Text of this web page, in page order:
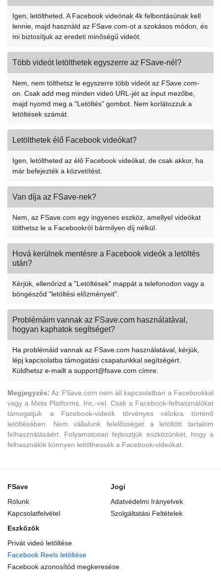
Igen, letöltheted. A Facebook videónak 4k felbontásúnak kell
lennie, majd használd az FSave.com-ot a szokásos módon, és
mi biztosítjuk az eredeti minőségű videót.
Több videót letölthetek egyszerre az FSave-nél?
Nem, nem tölthetsz le egyszerre több videót az FSave.com-
on. Csak add meg minden videó URL-jét az input mezőbe,
majd nyomd meg a "Letöltés" gombot. Nem korlátozzuk a
letöltések számát.
Letölthetek élő Facebook videókat?
Igen, letöltheted az élő Facebook videókat, de csak akkor, ha
már befejezték a közvetítést.
Van díja az FSave-nek?
Nem, az FSave.com egy ingyenes eszköz, amellyel videókat
tölthetsz le a Facebookról bármilyen díj nélkül.
Hová kerülnek mentésre a Facebook videók a letöltés
után?
Kérjük, ellenőrizd a "Letöltések" mappát a telefonodon vagy a
böngésződ "letöltési előzményeit".
Problémáim vannak az FSave.com használatával,
hogyan kaphatok segítséget?
Ha problémáid vannak az FSave.com használatával, kérjük,
lépj kapcsolatba támogatási csapatunkkal segítségért.
Küldhetsz e-mailt a support@fsave.com címre.
Megjegyzés: Az FSave.com nem áll kapcsolatban a Facebookkal
vagy a Meta Platforms, Inc.-vel. Csak a Facebook-felhasználókat
támogatjuk a Facebook-videók törvényes célokra történő
letöltésében. Nem vállalunk felelősséget a letöltött tartalom
felhasználásáért. Folyamatosan fejlesztjük eszközünket, hogy a
felhasználók könnyen letölthessék a Facebook-videókat.
FSave
Rólunk
Kapcsolatfelvétel
Jogi
Adatvédelmi Irányelvek
Szolgáltatási Feltételek
Eszközök
Privát videó letöltése
Facebook Reels letöltése
Facebook azonosítód megkeresése